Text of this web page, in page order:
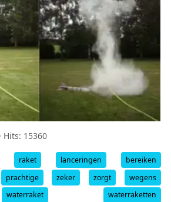
Hits: 15360
raket lanceringen
bereiken
prachtige zeker zorgt
wegens
waterraket
waterraketten